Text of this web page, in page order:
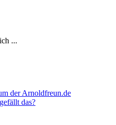
...
der Arnoldfreun.de
das?